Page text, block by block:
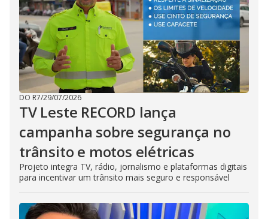
DO R7/29/07/2026
TV Leste RECORD lança
campanha sobre segurança no
trânsito e motos elétricas
Projeto integra TV, rádio, jornalismo e plataformas digitais
para incentivar um trânsito mais seguro e responsável